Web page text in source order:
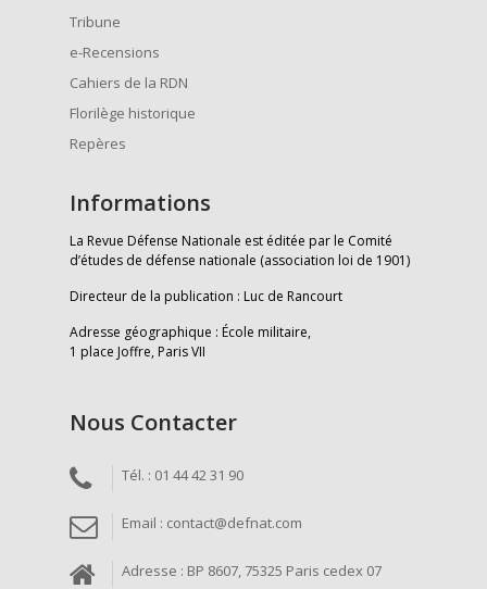
Tribune
e-Recensions
Cahiers de la RDN
Florilège historique
Repères
Informations
La Revue Défense Nationale est éditée par le Comité
d’études de défense nationale (association loi de 1901)
Directeur de la publication : Luc de Rancourt
Adresse géographique : École militaire,
1 place Joffre, Paris VII
Nous Contacter
Tél. : 01 44 42 31 90
Email : contact@defnat.com
Adresse : BP 8607, 75325 Paris cedex 07